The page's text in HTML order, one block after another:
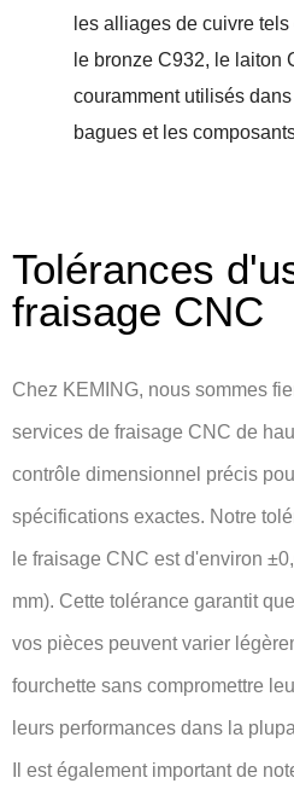
les alliages de cuivre
le bronze C932, le laiton
couramment utilisés
bagues et les
Tolérances
fraisage CNC
Chez KEMING, nous sommes
services de fraisage CNC de
contrôle dimensionnel précis
spécifications exactes. Notre
le fraisage CNC est d'environ
mm). Cette tolérance garantit
vos pièces peuvent varier
fourchette sans compromettre
leurs performances dans la
Il est également important de